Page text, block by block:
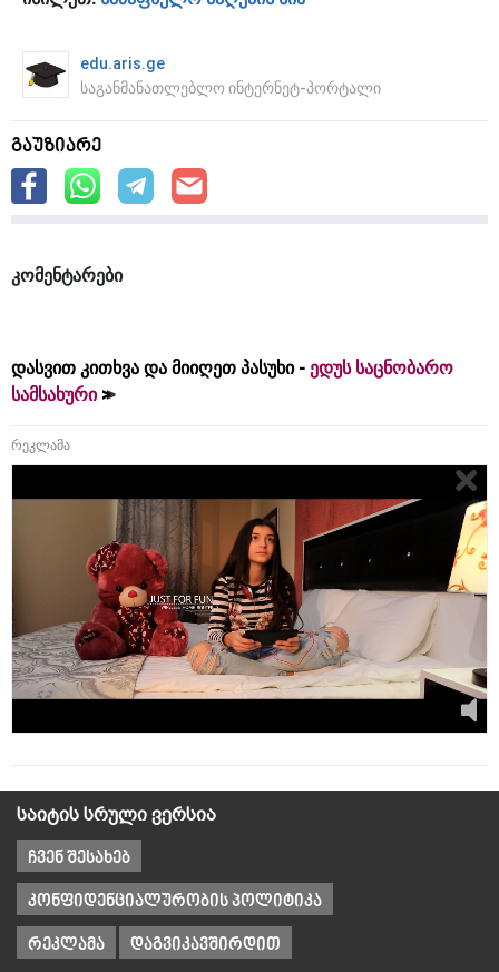
edu.aris.ge
საგანმანათლებლო ინტერნეტ-პორტალი
გაუზიარე
კომენტარები
დასვით კითხვა და მიიღეთ პასუხი - ედუს საცნობარო
სამსახური
რეკლამა
საიტის სრული ვერსია
ჩვენ შესახებ
კონფიდენციალურობის პოლიტიკა
რეკლამა დაგვიკავშირდით